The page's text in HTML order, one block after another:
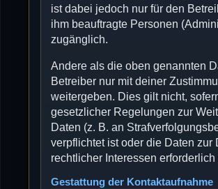
ist dabei jedoch nur für den
ihm beauftragte Personen
zugänglich.
Andere als die oben genannten
Betreiber nur mit deiner
weitergeben. Dies gilt nicht,
gesetzlicher Regelungen zur
Daten (z. B. an
verpflichtet ist oder die Daten zur
rechtlicher Interessen erforderlich
Gestattung der Kontaktaufnahme